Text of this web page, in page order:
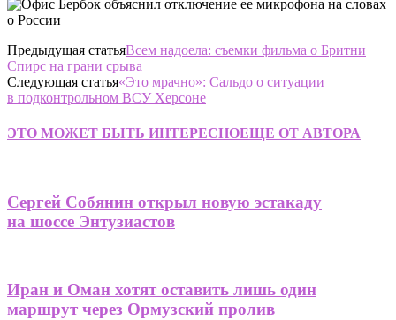
Предыдущая статьяВсем надоела: съемки фильма о Бритни
Спирс на грани срыва
Следующая статья«Это мрачно»: Сальдо о ситуации
в подконтрольном ВСУ Херсоне
ЭТО МОЖЕТ БЫТЬ ИНТЕРЕСНОЕЩЕ ОТ АВТОРА
Сергей Собянин открыл новую эстакаду
на шоссе Энтузиастов
Иран и Оман хотят оставить лишь один
маршрут через Ормузский пролив